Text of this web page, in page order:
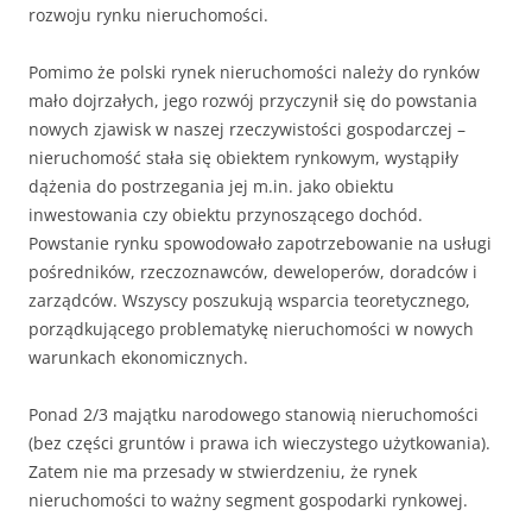
rozwoju rynku nieruchomości.
Pomimo że polski rynek nieruchomości należy do rynków
mało dojrzałych, jego rozwój przyczynił się do powstania
nowych zjawisk w naszej rzeczywistości gospodarczej –
nieruchomość stała się obiektem rynkowym, wystąpiły
dążenia do postrzegania jej m.in. jako obiektu
inwestowania czy obiektu przynoszącego dochód.
Powstanie rynku spowodowało zapotrzebowanie na usługi
pośredników, rzeczoznawców, deweloperów, doradców i
zarządców. Wszyscy poszukują wsparcia teoretycznego,
porządkującego problematykę nieruchomości w nowych
warunkach ekonomicznych.
Ponad 2/3 majątku narodowego stanowią nieruchomości
(bez części gruntów i prawa ich wieczystego użytkowania).
Zatem nie ma przesady w stwierdzeniu, że rynek
nieruchomości to ważny segment gospodarki rynkowej.